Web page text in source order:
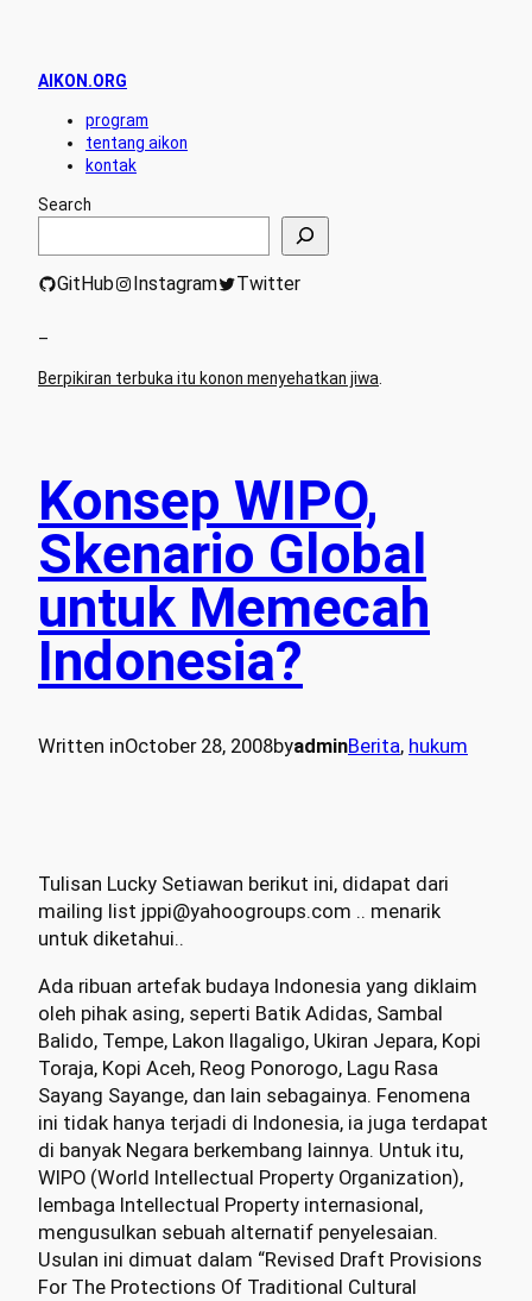
AIKON.ORG
program
tentang aikon
kontak
Search
GitHub Instagram Twitter
–
Berpikiran terbuka itu konon menyehatkan jiwa
Konsep WIPO,
Skenario Global
untuk Memecah
Indonesia?
Written inOctober 28, 2008byadminBerita, hukum
Tulisan Lucky Setiawan berikut ini, didapat dari
mailing list jppi@yahoogroups.com .. menarik
untuk diketahui..
Ada ribuan artefak budaya Indonesia yang diklaim
oleh pihak asing, seperti Batik Adidas, Sambal
Balido, Tempe, Lakon Ilagaligo, Ukiran Jepara, Kopi
Toraja, Kopi Aceh, Reog Ponorogo, Lagu Rasa
Sayang Sayange, dan lain sebagainya. Fenomena
ini tidak hanya terjadi di Indonesia, ia juga terdapat
di banyak Negara berkembang lainnya. Untuk itu,
WIPO (World Intellectual Property Organization),
lembaga Intellectual Property internasional,
mengusulkan sebuah alternatif penyelesaian.
Usulan ini dimuat dalam “Revised Draft Provisions
For The Protections Of Traditional Cultural